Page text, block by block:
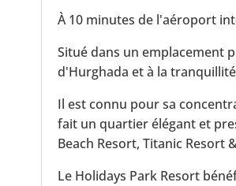
À 10 minutes de l'aéroport
Situé dans un emplacement
d'Hurghada et à la
Il est connu pour sa
fait un quartier élégant et
Beach Resort, Titanic Resort
Le Holidays Park Resort